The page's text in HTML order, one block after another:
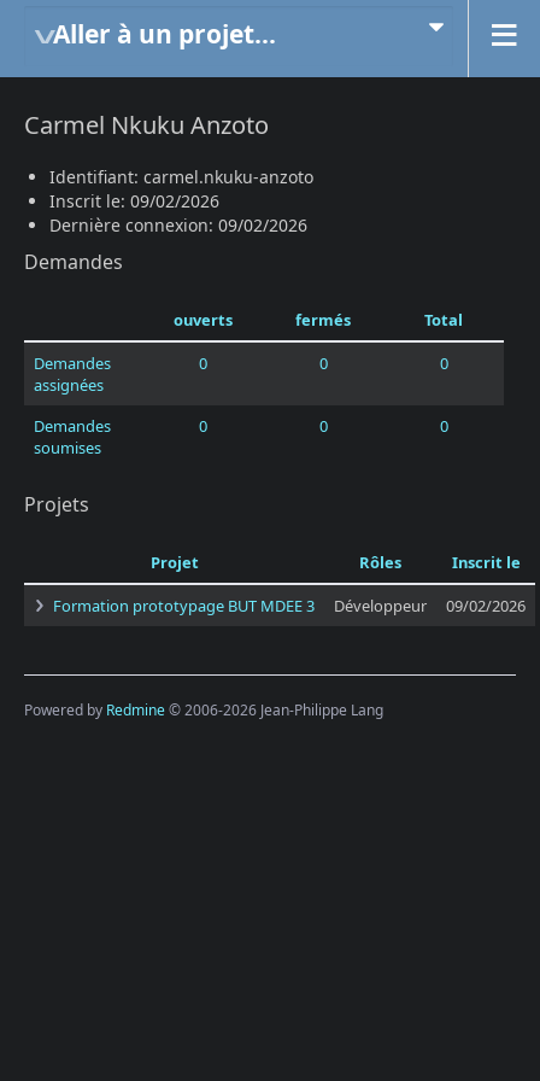
Aller à un projet...
Carmel Nkuku Anzoto
Identifiant: carmel.nkuku-anzoto
Inscrit le: 09/02/2026
Dernière connexion: 09/02/2026
Demandes
ouverts fermés
Total
Demandes
assignées
0 0 0
Demandes
soumises
0 0 0
Projets
Projet Rôles
Inscrit le
Formation prototypage BUT MDEE 3
Développeur 09/02/2026
Powered by Redmine© 2006-2026 Jean-Philippe Lang